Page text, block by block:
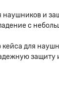
и
с
кейса для
защиту